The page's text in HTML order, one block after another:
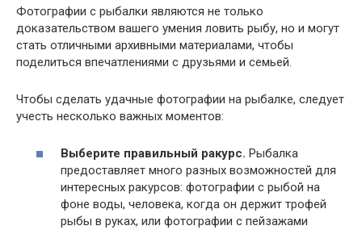
Фотографии с рыбалки являются не только
доказательством вашего умения ловить рыбу, но и могут
стать отличными архивными материалами, чтобы
поделиться впечатлениями с друзьями и семьей.
Чтобы сделать удачные фотографии на рыбалке, следует
учесть несколько важных моментов:
Выберите правильный ракурс. Рыбалка
предоставляет много разных возможностей для
интересных ракурсов: фотографии с рыбой на
фоне воды, человека, когда он держит трофей
рыбы в руках, или фотографии с пейзажами